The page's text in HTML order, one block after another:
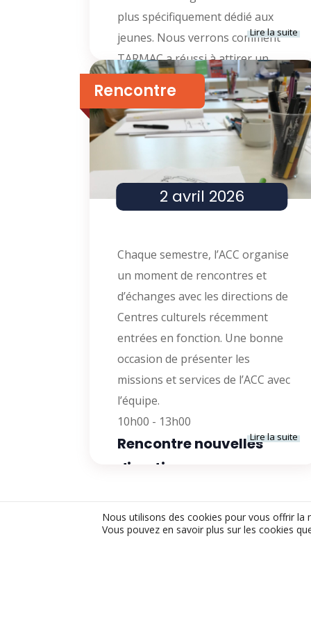
10h00-13h00
Visite RTBF – studios
TARMAC
plus spécifiquement dédié aux
jeunes. Nous verrons comment
TARMAC a réussi à attirer un
public parfois difficile à atteindre.
[…]
Lire la suite
Rencontre
2 avril 2026
10h00 - 13h00
Rencontre nouvelles
directions
Chaque semestre, l’ACC organise
un moment de rencontres et
d’échanges avec les directions de
Centres culturels récemment
entrées en fonction. Une bonne
occasion de présenter les
missions et services de l’ACC avec
l’équipe.
Lire la suite
Nous utilisons des cookies pour vous offrir la
Vous pouvez en savoir plus sur les cookies